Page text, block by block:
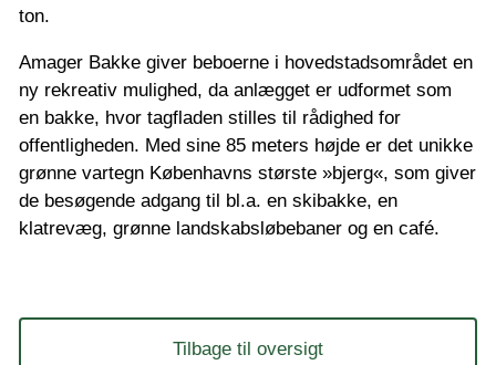
ton.
Amager Bakke giver beboerne i hovedstadsområdet en
ny rekreativ mulighed, da anlægget er udformet som
en bakke, hvor tagfladen stilles til rådighed for
offentligheden. Med sine 85 meters højde er det unikke
grønne vartegn Københavns største »bjerg«, som giver
de besøgende adgang til bl.a. en skibakke, en
klatrevæg, grønne landskabsløbebaner og en café.
Tilbage til oversigt